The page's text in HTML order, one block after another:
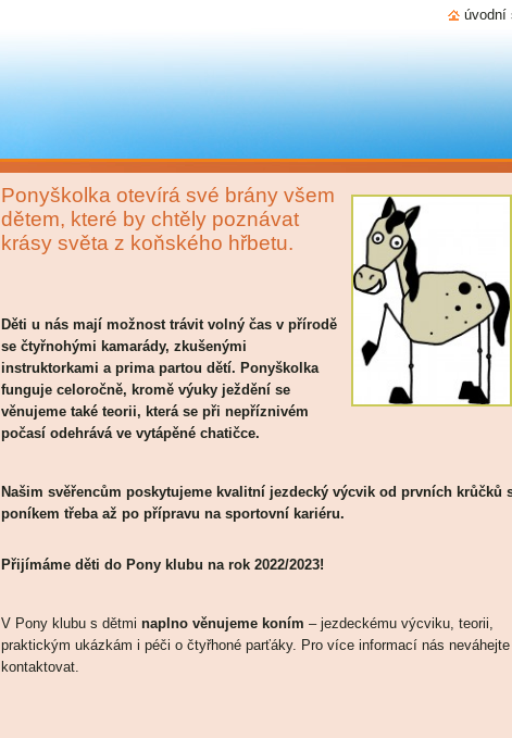
Ponyškolka otevírá své brány všem
dětem, které by chtěly poznávat
krásy světa z koňského hřbetu.
Děti u nás mají možnost trávit volný čas v přírodě
se čtyřnohými kamarády, zkušenými
instruktorkami a prima partou dětí. Ponyškolka
funguje celoročně, kromě výuky ježdění se
věnujeme také teorii, která se při nepříznivém
počasí odehrává ve vytápěné chatičce.
Našim svěřencům poskytujeme kvalitní jezdecký výcvik od prvních krůčků
poníkem třeba až po přípravu na sportovní kariéru.
Přijímáme děti do Pony klubu na rok 2022/2023!
V Pony klubu s dětmi naplno věnujeme koním – jezdeckému výcviku, teorii,
praktickým ukázkám i péči o čtyřhoné parťáky. Pro více informací nás neváhejte
kontaktovat.
úvodní